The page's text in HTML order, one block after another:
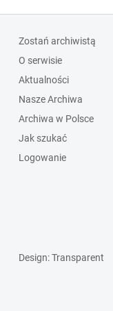
Zostań archiwistą
O serwisie
Aktualności
Nasze Archiwa
Archiwa w Polsce
Jak szukać
Logowanie
Design: Transparent